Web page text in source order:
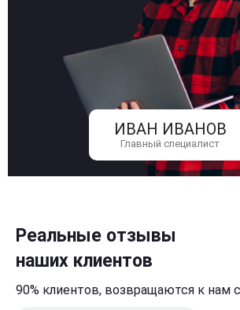
ИВАН ИВАНОВ
Главный специалист
Реальные отзывы
наших клиентов
90% клиентов, возвращаются к нам